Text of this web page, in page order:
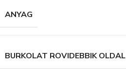
ANYAG
BURKOLAT ROVIDEBBIK OLDAL